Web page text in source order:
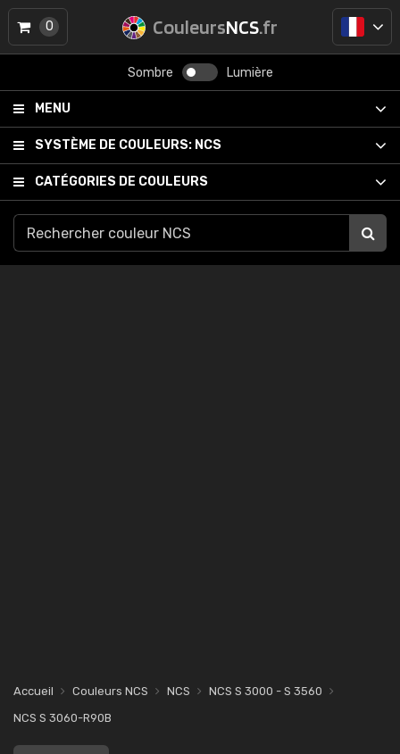
CouleursNCS.fr
Sombre Lumière
MENU
SYSTÈME DE COULEURS: NCS
CATÉGORIES DE COULEURS
0
Accueil Couleurs NCS NCS
NCS S 3000 - S 3560
NCS S 3060-R90B